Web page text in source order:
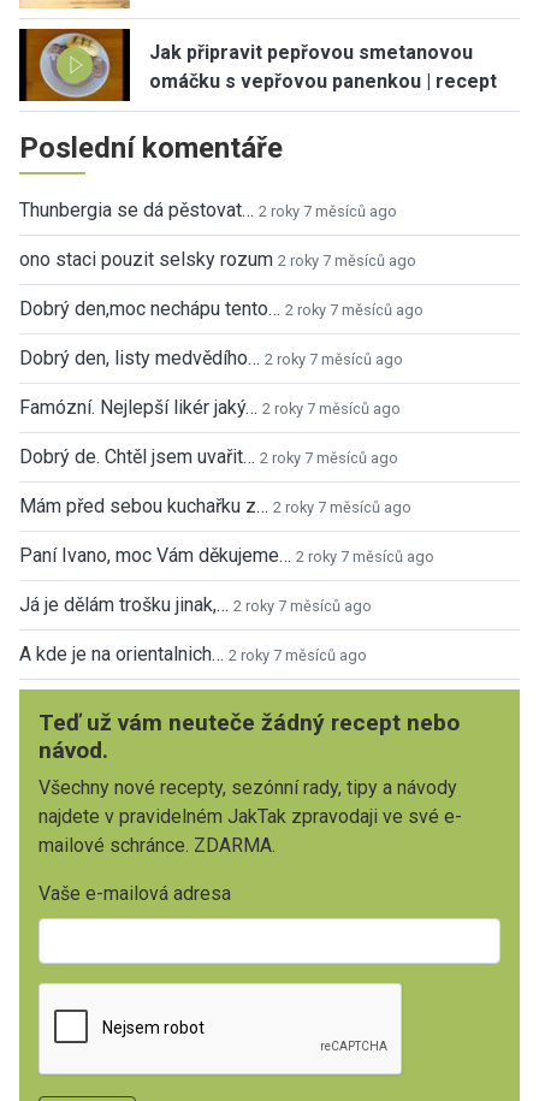
Jak připravit pepřovou smetanovou
omáčku s vepřovou panenkou | recept
Poslední komentáře
Thunbergia se dá pěstovat… 2 roky 7 měsíců ago
ono staci pouzit selsky rozum 2 roky 7 měsíců ago
Dobrý den,moc nechápu tento… 2 roky 7 měsíců ago
Dobrý den, listy medvědího… 2 roky 7 měsíců ago
Famózní. Nejlepší likér jaký… 2 roky 7 měsíců ago
Dobrý de. Chtěl jsem uvařit… 2 roky 7 měsíců ago
Mám před sebou kuchařku z… 2 roky 7 měsíců ago
Paní Ivano, moc Vám děkujeme… 2 roky 7 měsíců ago
Já je dělám trošku jinak,… 2 roky 7 měsíců ago
A kde je na orientalnich… 2 roky 7 měsíců ago
Teď už vám neuteče žádný recept nebo
návod.
Všechny nové recepty, sezónní rady, tipy a návody
najdete v pravidelném JakTak zpravodaji ve své e-
mailové schránce. ZDARMA.
Vaše e-mailová adresa